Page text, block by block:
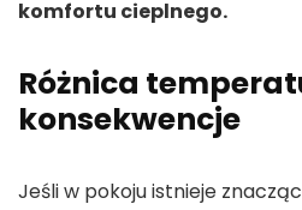
komfortu cieplnego.
Różnica
konsekwencje
Jeśli w pokoju istnieje